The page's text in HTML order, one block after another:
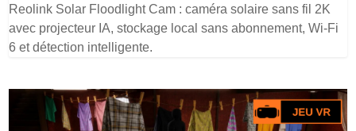
Reolink Solar Floodlight Cam : caméra solaire sans fil 2K
avec projecteur IA, stockage local sans abonnement, Wi-Fi
6 et détection intelligente.